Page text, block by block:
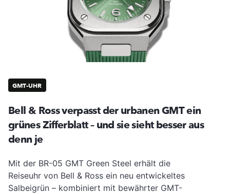
GMT-UHR
Bell & Ross verpasst der urbanen GMT ein
grünes Zifferblatt – und sie sieht besser aus
denn je
Mit der BR-05 GMT Green Steel erhält die
Reiseuhr von Bell & Ross ein neu entwickeltes
Salbeigrün – kombiniert mit bewährter GMT-